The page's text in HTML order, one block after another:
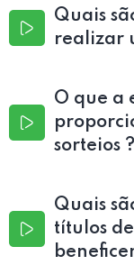
Quais
realizar
O que a
sorteios ?
Quais
títulos